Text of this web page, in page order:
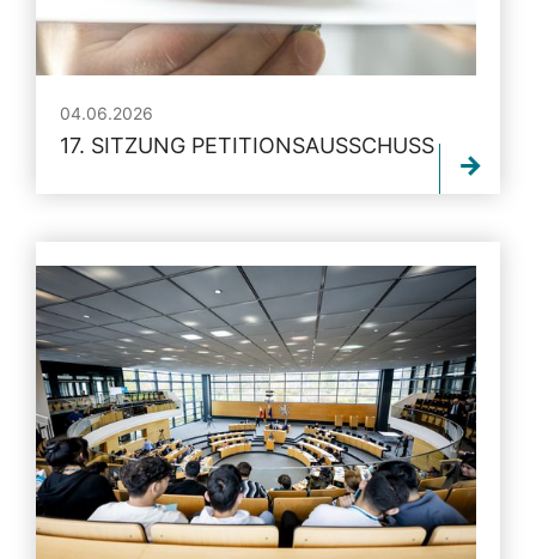
04.06.2026
17. SITZUNG PETITIONSAUSSCHUSS